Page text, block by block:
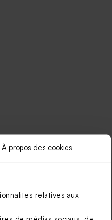
À propos des cookies
relatives aux